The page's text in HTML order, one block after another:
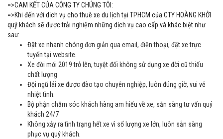
=>CAM KẾT CỦA CÔNG TY CHÚNG TÔI:
=>Khi đến với dịch vụ cho thuê xe du lịch tại TPHCM của CTY HOÀNG KHỞI
quý khách sẽ được trải nghiệm những dịch vụ cao cấp và khác biệt như
sau:
Đặt xe nhanh chóng đơn giản qua email, điện thoại, đặt xe trực
tuyến tại website.
Xe đời mới 2019 trở lên, tuyệt đối không sử dụng xe đời cũ thiếu
chất lượng
Đội ngũ lái xe được đào tạo chuyên nghiệp, luôn đúng giờ, vui vẻ
nhiệt tình.
Bộ phận chăm sóc khách hàng am hiểu về xe, sẵn sàng tư vấn quý
khách 24/7
Không xảy ra tình trạng hết xe vì số lượng xe lớn, luôn sẵn sàng
phục vụ quý khách.